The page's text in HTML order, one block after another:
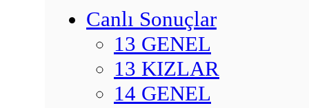
Canlı Sonuçlar
13 GENEL
13 KIZLAR
14 GENEL